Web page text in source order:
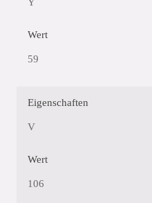
Wert
59
Eigenschaften
V
Wert
106